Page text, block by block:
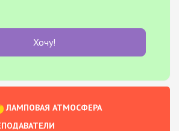
Хочу!
ЛАМПОВАЯ АТМОСФЕРА